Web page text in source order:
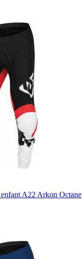
A22 Arkon Octane